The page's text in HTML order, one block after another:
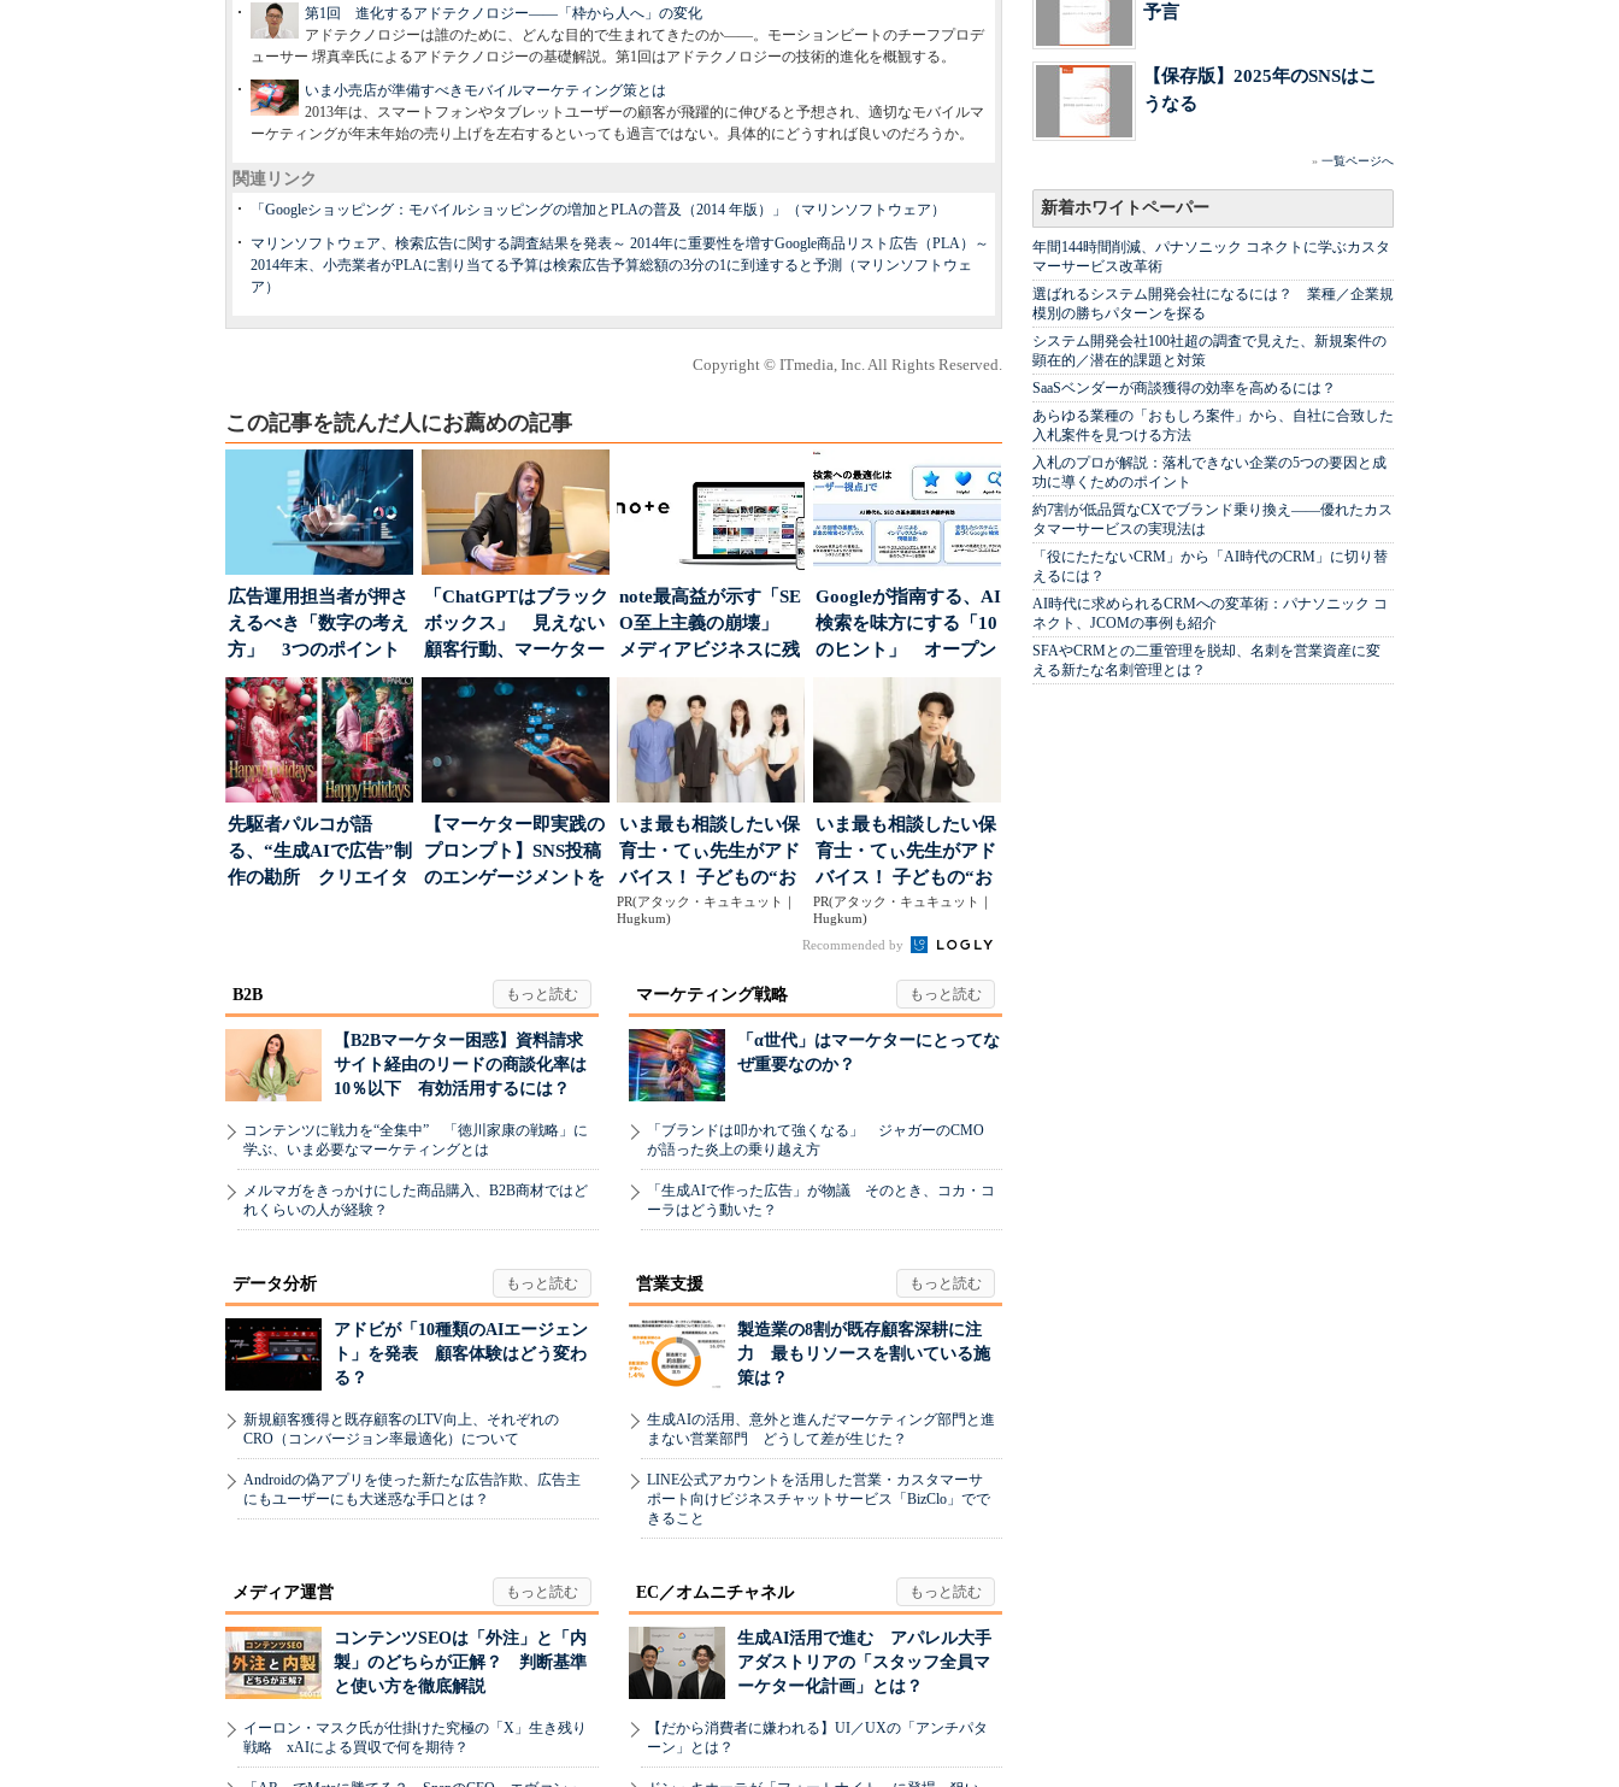
第1回 進化するアドテクノロジー――「枠から人へ」の変化
アドテクノロジーは誰のために、どんな目的で生まれてきたのか――。モーションビートのチーフプロデ
ューサー 堺真幸氏によるアドテクノロジーの基礎解説。第1回はアドテクノロジーの技術的進化を概観する。
いま小売店が準備すべきモバイルマーケティング策とは
2013年は、スマートフォンやタブレットユーザーの顧客が飛躍的に伸びると予想され、適切なモバイルマ
ーケティングが年末年始の売り上げを左右するといっても過言ではない。具体的にどうすれば良いのだろうか。
関連リンク
「Googleショッピング：モバイルショッピングの増加とPLAの普及（2014 年版）」（マリンソフトウェア）
マリンソフトウェア、検索広告に関する調査結果を発表～ 2014年に重要性を増すGoogle商品リスト広告（PLA）～
2014年末、小売業者がPLAに割り当てる予算は検索広告予算総額の3分の1に到達すると予測（マリンソフトウェ
ア）
Copyright © ITmedia, Inc. All Rights Reserved.
この記事を読んだ人にお薦めの記事
広告運用担当者が押さ
えるべき「数字の考え
方」 3つのポイント
とは
「ChatGPTはブラック
ボックス」 見えない
顧客行動、マーケター
に残された打ち...
note最高益が示す「SE
O至上主義の崩壊」
メディアビジネスに残
Googleが指南する、AI
検索を味方にする「10
のヒント」 オープン
ハウスでは...
先駆者パルコが語
る、“生成AIで広告”制
作の勘所 クリエイタ
【マーケター即実践の
プロンプト】SNS投稿
のエンゲージメントを
いま最も相談したい保
育士・てぃ先生がアド
バイス！ 子どもの“お
てつだい”に、どん...
PR(アタック・キュキュット｜
Hugkum)
いま最も相談したい保
育士・てぃ先生がアド
バイス！ 子どもの“お
てつだい”に、どん...
PR(アタック・キュキュット｜
Hugkum)
Recommended by
B2B
【B2Bマーケター困惑】資料請求
サイト経由のリードの商談化率は
10％以下 有効活用するには？
コンテンツに戦力を“全集中” 「徳川家康の戦略」に
学ぶ、いま必要なマーケティングとは
メルマガをきっかけにした商品購入、B2B商材ではど
れくらいの人が経験？
マーケティング戦略
「α世代」はマーケターにとってな
ぜ重要なのか？
「ブランドは叩かれて強くなる」 ジャガーのCMO
が語った炎上の乗り越え方
「生成AIで作った広告」が物議 そのとき、コカ・コ
ーラはどう動いた？
データ分析
アドビが「10種類のAIエージェン
ト」を発表 顧客体験はどう変わ
る？
新規顧客獲得と既存顧客のLTV向上、それぞれの
CRO（コンバージョン率最適化）について
Androidの偽アプリを使った新たな広告詐欺、広告主
にもユーザーにも大迷惑な手口とは？
営業支援
製造業の8割が既存顧客深耕に注
力 最もリソースを割いている施
策は？
生成AIの活用、意外と進んだマーケティング部門と進
まない営業部門 どうして差が生じた？
LINE公式アカウントを活用した営業・カスタマーサ
ポート向けビジネスチャットサービス「BizClo」でで
きること
メディア運営
コンテンツSEOは「外注」と「内
製」のどちらが正解？ 判断基準
と使い方を徹底解説
イーロン・マスク氏が仕掛けた究極の「X」生き残り
戦略 xAIによる買収で何を期待？
EC／オムニチャネル
生成AI活用で進む アパレル大手
アダストリアの「スタッフ全員マ
ーケター化計画」とは？
【だから消費者に嫌われる】UI／UXの「アンチパタ
ーン」とは？
予言
【保存版】2025年のSNSはこ
うなる
» 一覧ページへ
新着ホワイトペーパー
年間144時間削減、パナソニック コネクトに学ぶカスタ
マーサービス改革術
選ばれるシステム開発会社になるには？ 業種／企業規
模別の勝ちパターンを探る
システム開発会社100社超の調査で見えた、新規案件の
顕在的／潜在的課題と対策
SaaSベンダーが商談獲得の効率を高めるには？
あらゆる業種の「おもしろ案件」から、自社に合致した
入札案件を見つける方法
入札のプロが解説：落札できない企業の5つの要因と成
功に導くためのポイント
約7割が低品質なCXでブランド乗り換え――優れたカス
タマーサービスの実現法は
「役にたたないCRM」から「AI時代のCRM」に切り替
えるには？
AI時代に求められるCRMへの変革術：パナソニック コ
ネクト、JCOMの事例も紹介
SFAやCRMとの二重管理を脱却、名刺を営業資産に変
える新たな名刺管理とは？